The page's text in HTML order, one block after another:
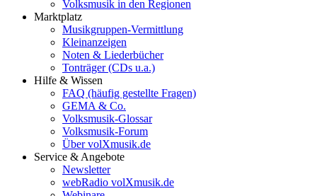
Volksmusik in den Regionen
Marktplatz
Musikgruppen-Vermittlung
Kleinanzeigen
Noten & Liederbücher
Tonträger (CDs u.a.)
Hilfe & Wissen
FAQ (häufig gestellte Fragen)
GEMA & Co.
Volksmusik-Glossar
Volksmusik-Forum
Über volXmusik.de
Service & Angebote
Newsletter
webRadio volXmusik.de